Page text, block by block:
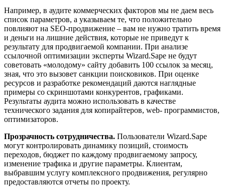
Например, в аудите коммерческих факторов мы не даем весь
список параметров, а указываем те, что положительно
повлияют на SEO-продвижение – вам не нужно тратить время
и деньги на лишние действия, которые не приведут к
результату для продвигаемой компании. При анализе
ссылочной оптимизации эксперты Wizard.Sape не будут
советовать «молодому» сайту добавить 100 ссылок за месяц,
зная, что это вызовет санкции поисковиков. При оценке
ресурсов и разработке рекомендаций даются наглядные
примеры со скриншотами конкурентов, графиками.
Результаты аудита можно использовать в качестве
технического задания для копирайтеров, web- программистов,
оптимизаторов.
Прозрачность сотрудничества. Пользователи Wizard.Sape
могут контролировать динамику позиций, стоимость
переходов, бюджет по каждому продвигаемому запросу,
изменение трафика и другие параметры. Клиентам,
выбравшим услугу комплексного продвижения, регулярно
предоставляются отчеты по проекту.